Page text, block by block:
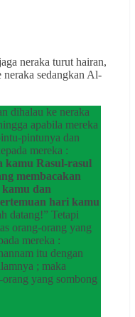
neraka turut hairan,
neraka sedangkan Al-
dihalau ke neraka
apabila mereka
pintunya dan
mereka :
kamu Rasul-rasul
membacakan
dan
hari kamu
datang!” Tetapi
orang-orang yang
mereka :
itu dengan
; maka
yang sombong